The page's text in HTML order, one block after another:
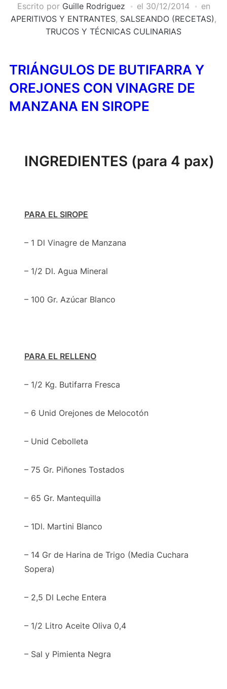
Escrito por Guille Rodriguez el 30/12/2014
en
APERITIVOS Y ENTRANTES, SALSEANDO (RECETAS) ,
TRUCOS Y TÉCNICAS CULINARIAS
TRIÁNGULOS DE BUTIFARRA Y
OREJONES CON VINAGRE DE
MANZANA EN SIROPE
INGREDIENTES (para 4 pax)
PARA EL SIROPE
– 1 Dl Vinagre de Manzana
– 1/2 Dl. Agua Mineral
– 100 Gr. Azúcar Blanco
PARA EL RELLENO
– 1/2 Kg. Butifarra Fresca
– 6 Unid Orejones de Melocotón
– Unid Cebolleta
– 75 Gr. Piñones Tostados
– 65 Gr. Mantequilla
– 1Dl. Martini Blanco
– 14 Gr de Harina de Trigo (Media Cuchara
Sopera)
– 2,5 Dl Leche Entera
– 1/2 Litro Aceite Oliva 0,4
– Sal y Pimienta Negra